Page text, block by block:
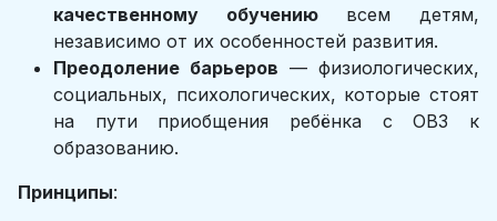
качественному обучениювсем детям,
независимо от их особенностей развития.
Преодоление барьеров — физиологических,
социальных, психологических, которые стоят
на пути приобщения ребёнка с ОВЗ к
образованию.
Принципы: